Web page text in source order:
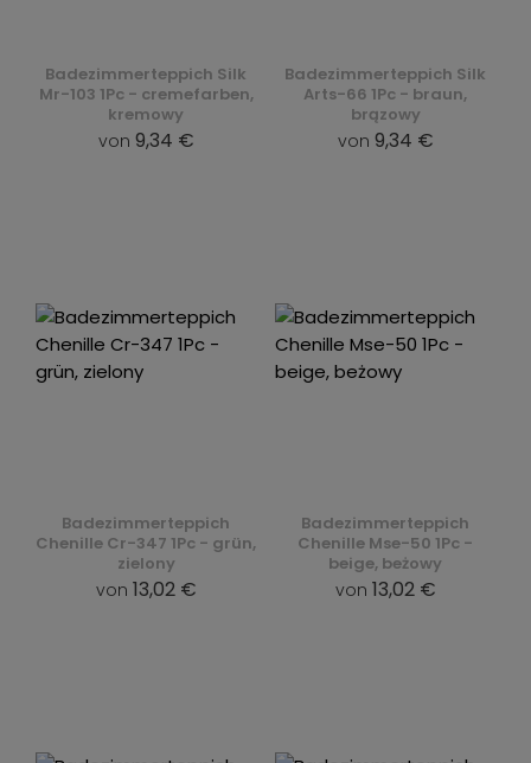
Badezimmerteppich Silk
Mr-103 1Pc - cremefarben,
kremowy
von 9,34 €
Badezimmerteppich Silk
Arts-66 1Pc - braun,
brązowy
von 9,34 €
Badezimmerteppich
Chenille Cr-347 1Pc - grün,
zielony
von 13,02 €
Badezimmerteppich
Chenille Mse-50 1Pc -
beige, beżowy
von 13,02 €